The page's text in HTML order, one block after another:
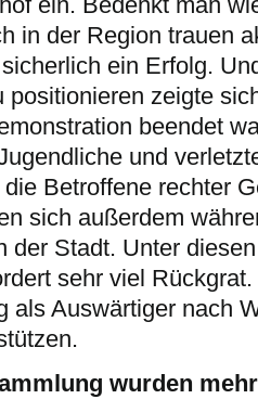
in der Region trauen
ein Erfolg.
positionieren zeigte
beendet
und
Betroffene rechter
sich außerdem
der Stadt. Unter
sehr viel
als Auswärtiger nach
wurden